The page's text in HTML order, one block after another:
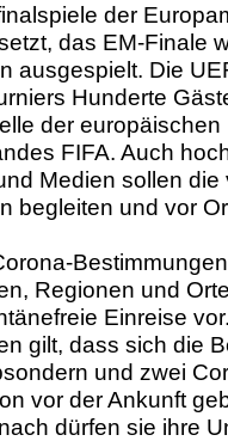
der
das EM-Finale
ausgespielt. Die
Hunderte
der
FIFA. Auch
Medien sollen
begleiten und vor
Regionen und
Einreise
gilt, dass sich die
und zwei
vor der Ankunft
dürfen sie ihre